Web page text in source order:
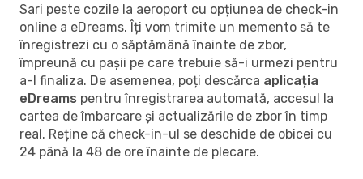
Sari peste cozile la aeroport cu opțiunea de check-in
online a eDreams. Îți vom trimite un memento să te
înregistrezi cu o săptămână înainte de zbor,
împreună cu pașii pe care trebuie să-i urmezi pentru
a-l finaliza. De asemenea, poți descărca aplicația
eDreams pentru înregistrarea automată, accesul la
cartea de îmbarcare și actualizările de zbor în timp
real. Reține că check-in-ul se deschide de obicei cu
24 până la 48 de ore înainte de plecare.